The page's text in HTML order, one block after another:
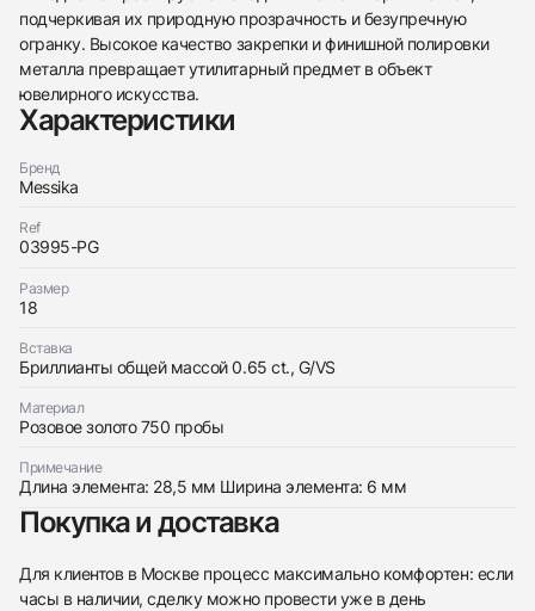
438
285
145
142
205
204
195
150
6
подчеркивая их природную прозрачность и безупречную
огранку. Высокое качество закрепки и финишной полировки
металла превращает утилитарный предмет в объект
ювелирного искусства.
Характеристики
Бренд
Messika
Ref
03995-PG
Размер
18
Вставка
Бриллианты общей массой 0.65 ct., G/VS
Материал
Розовое золото 750 пробы
Примечание
Длина элемента: 28,5 мм Ширина элемента: 6 мм
Покупка и доставка
Для клиентов в Москве процесс максимально комфортен: если
часы в наличии, сделку можно провести уже в день
Купить эти часы
Bracelet Pavé Move Classique
Отправить заявку
Трейд-ин часов
с вами
$5,800